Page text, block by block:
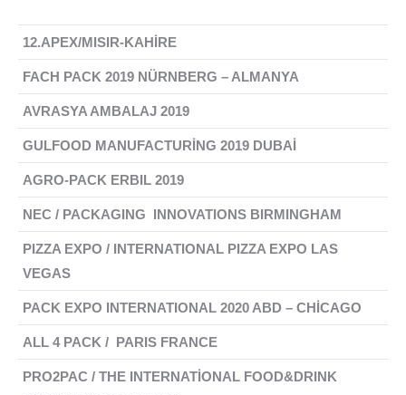
12.APEX/MISIR-KAHİRE
FACH PACK 2019 NÜRNBERG – ALMANYA
AVRASYA AMBALAJ 2019
GULFOOD MANUFACTURİNG 2019 DUBAİ
AGRO-PACK ERBIL 2019
NEC / PACKAGING INNOVATIONS BIRMINGHAM
PIZZA EXPO / INTERNATIONAL PIZZA EXPO LAS
VEGAS
PACK EXPO INTERNATIONAL 2020 ABD – CHİCAGO
ALL 4 PACK / PARIS FRANCE
PRO2PAC / THE INTERNATİONAL FOOD&DRINK